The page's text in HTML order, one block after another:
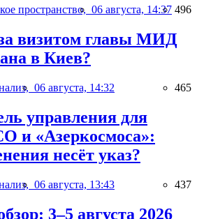
пространство, 06 августа, 14:37 496
визитом главы МИД
в Киев?
06 августа, 14:32 465
управления для
и «Азеркосмоса»:
несёт указ?
06 августа, 13:43 437
3–5 августа 2026